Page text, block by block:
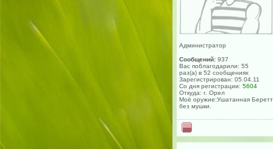
Администратор
Сообщений: 937
Вас поблагодарили: 55
раз(а) в 52 сообщениях
Зарегистрирован: 05.04.11
Со дня регистрации: 5604
Откуда: г. Орел
Моё оружие:Ушатанная
без мушки.